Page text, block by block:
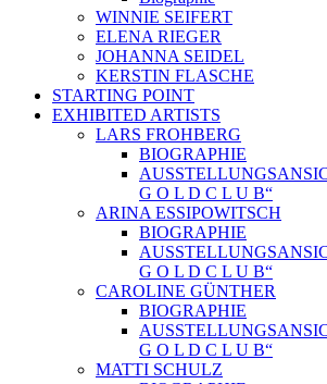
WINNIE SEIFERT
ELENA RIEGER
JOHANNA SEIDEL
KERSTIN FLASCHE
STARTING POINT
EXHIBITED ARTISTS
LARS FROHBERG
BIOGRAPHIE
G O L D C L U B“
ARINA ESSIPOWITSCH
BIOGRAPHIE
G O L D C L U B“
CAROLINE GÜNTHER
BIOGRAPHIE
G O L D C L U B“
MATTI SCHULZ